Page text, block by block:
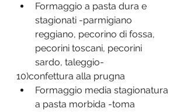
Formaggio a pasta dura e
stagionati -parmigiano
reggiano, pecorino di fossa,
pecorini toscani, pecorini
sardo, taleggio-
10)confettura alla prugna
Formaggio media stagionatura
a pasta morbida -toma